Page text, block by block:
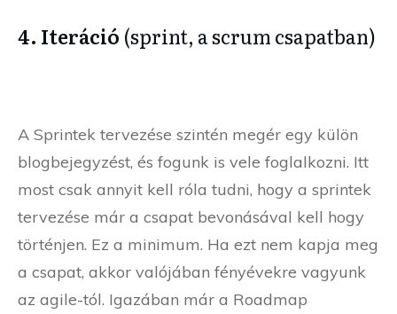
4. Iteráció (sprint, a scrum csapatban)
A Sprintek tervezése szintén megér egy külön
blogbejegyzést, és fogunk is vele foglalkozni. Itt
most csak annyit kell róla tudni, hogy a sprintek
tervezése már a csapat bevonásával kell hogy
történjen. Ez a minimum. Ha ezt nem kapja meg
a csapat, akkor valójában fényévekre vagyunk
az agile-tól. Igazában már a Roadmap